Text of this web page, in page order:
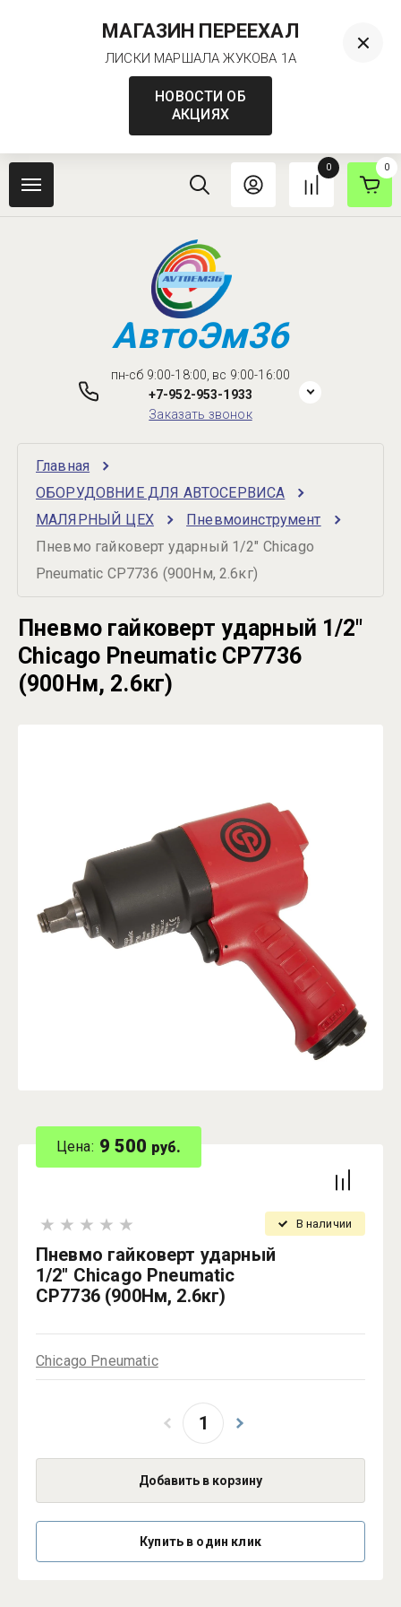
МАГАЗИН ПЕРЕЕХАЛ
ЛИСКИ МАРШАЛА ЖУКОВА 1А
НОВОСТИ ОБ
АКЦИЯХ
0
0
АвтоЭм36
пн-сб 9:00-18:00, вс 9:00-16:00
+7-952-953-1933
Заказать звонок
Главная
ОБОРУДОВНИЕ ДЛЯ АВТОСЕРВИСА
МАЛЯРНЫЙ ЦЕХ
Пневмоинструмент
Пневмо гайковерт ударный 1/2" Chicago
Pneumatic CP7736 (900Нм, 2.6кг)
Пневмо гайковерт ударный 1/2"
Chicago Pneumatic CP7736
(900Нм, 2.6кг)
Цена: 9 500 руб.
Пневмо гайковерт ударный
1/2" Chicago Pneumatic
CP7736 (900Нм, 2.6кг)
В наличии
Chicago Pneumatic
Добавить в корзину
Купить в один клик